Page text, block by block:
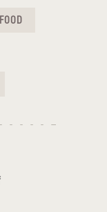
FOOD